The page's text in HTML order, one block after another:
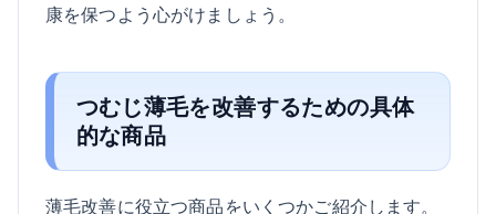
康を保つよう心がけましょう。
つむじ薄毛を改善するための具体
的な商品
薄毛改善に役立つ商品をいくつかご紹介します。